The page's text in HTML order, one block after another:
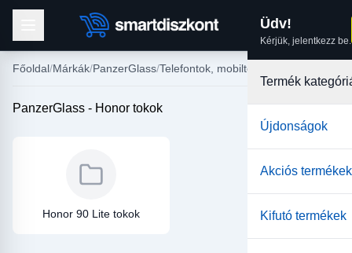
Üdv!
Kérjük, jelentkezz be.
Termék
Újdonságok
Akciós termékek
Kifutó termékek
Főoldal Márkák PanzerGlass Telefontok, mobiltelefon tokok
PanzerGlass - Honor tokok
Honor 90 Lite tokok